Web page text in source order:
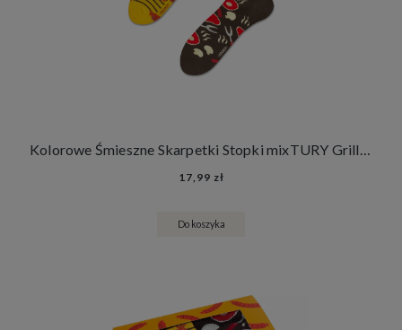
Kolorowe Śmieszne Skarpetki Stopki mixTURY Grillowe Damskie Męskie Steki Kiełbaski Grill Jedzenie
17,99 zł
Do koszyka